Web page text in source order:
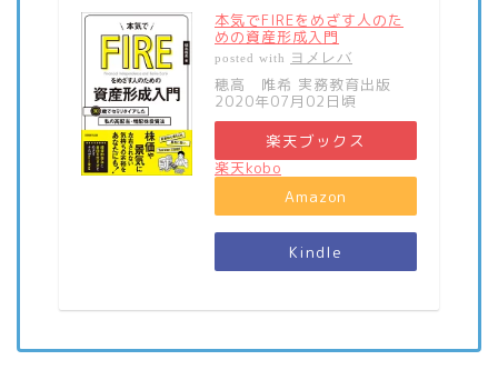
本気でFIREをめざす人のた
めの資産形成入門
posted with ヨメレバ
穂高 唯希 実務教育出版
2020年07月02日頃
楽天ブックス
楽天kobo
Amazon
Kindle